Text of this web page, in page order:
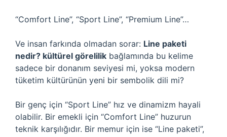
“Comfort Line”, “Sport Line”, “Premium Line”…
Ve insan farkında olmadan sorar: Line paketi
nedir? kültürel görelilik bağlamında bu kelime
sadece bir donanım seviyesi mi, yoksa modern
tüketim kültürünün yeni bir sembolik dili mi?
Bir genç için “Sport Line” hız ve dinamizm hayali
olabilir. Bir emekli için “Comfort Line” huzurun
teknik karşılığıdır. Bir memur için ise “Line paketi”,